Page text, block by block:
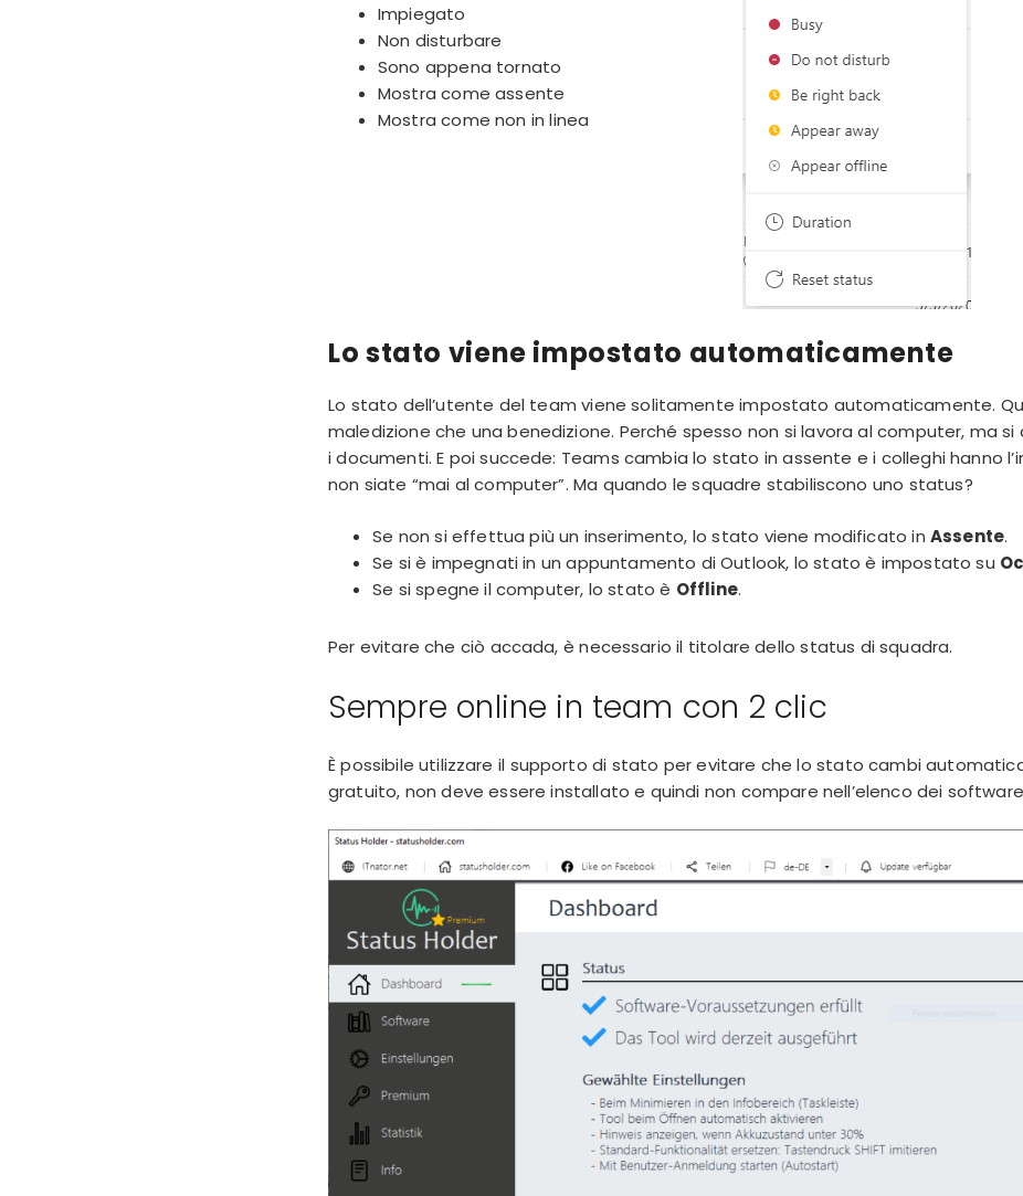
Impiegato
Non disturbare
Sono appena tornato
Mostra come assente
Mostra come non in linea
Lo stato viene impostato automaticamente
Lo stato dell’utente del team viene solitamente impostato automaticamente.
maledizione che una benedizione. Perché spesso non si lavora al computer, ma
i documenti. E poi succede: Teams cambia lo stato in assente e i colleghi hanno
non siate “mai al computer”. Ma quando le squadre stabiliscono uno status?
Se non si effettua più un inserimento, lo stato viene modificato in Assente.
Se si è impegnati in un appuntamento di Outlook, lo stato è impostato su
Se si spegne il computer, lo stato è Offline.
Per evitare che ciò accada, è necessario il titolare dello status di squadra.
Sempre online in team con 2 clic
È possibile utilizzare il supporto di stato per evitare che lo stato cambi
gratuito, non deve essere installato e quindi non compare nell’elenco dei